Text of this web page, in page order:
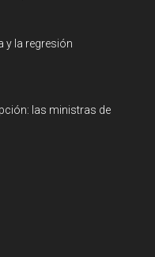
y la regresión
las ministras de